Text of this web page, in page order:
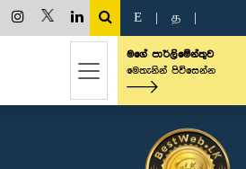
E த
මගේ පාර්ලිමේන්තුව
මෙතැනින් පිවිසෙන්න